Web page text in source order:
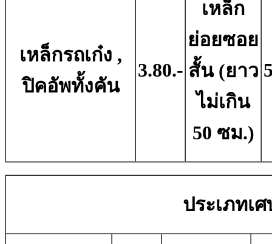
เหล็กรถเก๋ง ,
ปิคอัพทั้งคัน
3.80.-
เหล็ก
ย่อยซอย
สั้น (ยาว
ไม่เกิน
50 ซม.)
ประเภทเ